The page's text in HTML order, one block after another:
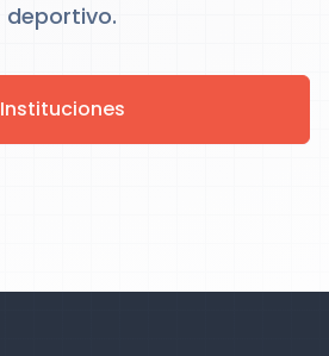
deportivo.
Instituciones